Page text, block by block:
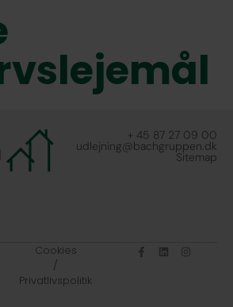
+ 45 87 27 09 00
udlejning@bachgruppen.dk
Sitemap
Cookies
/
Privatlivspolitik